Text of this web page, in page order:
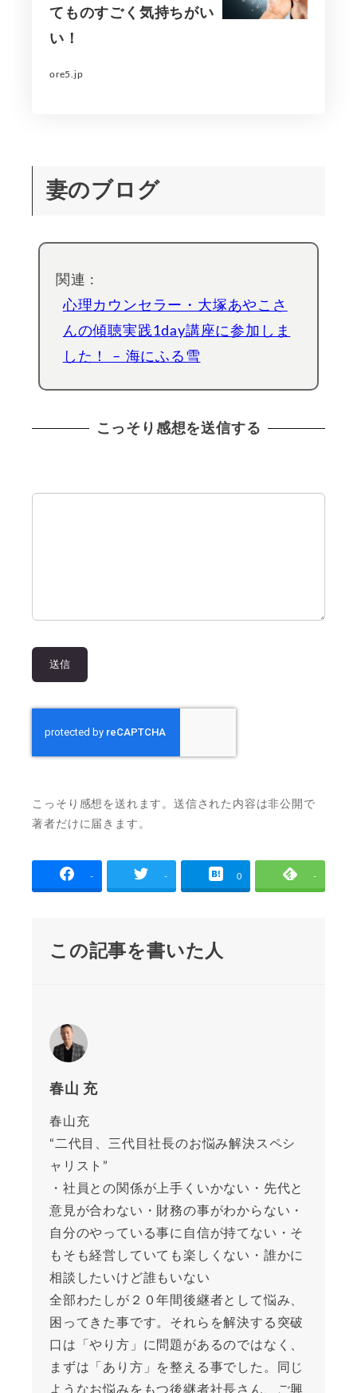
てものすごく気持ちがい
い！
ore5.jp
妻のブログ
関連 :
心理カウンセラー・大塚あやこさ
んの傾聴実践1day講座に参加しま
した！ – 海にふる雪
こっそり感想を送信する
こっそり感想を送れます。送信された内容は非公開で
著者だけに届きます。
- - 0 -
この記事を書いた人
春山 充
春山充
“二代目、三代目社長のお悩み解決スペシ
ャリスト”
・社員との関係が上手くいかない・先代と
意見が合わない・財務の事がわからない・
自分のやっている事に自信が持てない・そ
もそも経営していても楽しくない・誰かに
相談したいけど誰もいない
全部わたしが２０年間後継者として悩み、
困ってきた事です。それらを解決する突破
口は「やり方」に問題があるのではなく、
まずは「あり方」を整える事でした。同じ
ようなお悩みをもつ後継者社長さん、ご興